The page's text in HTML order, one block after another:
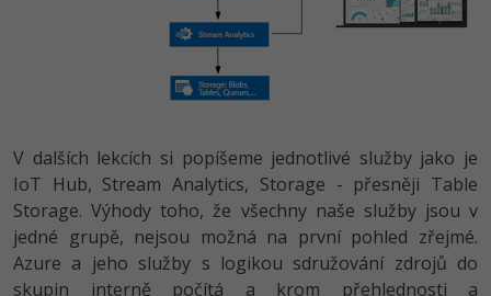
V dalších lekcích si popíšeme jednotlivé služby jako je
IoT Hub, Stream Analytics, Storage - přesněji Table
Storage. Výhody toho, že všechny naše služby jsou v
jedné grupě, nejsou možná na první pohled zřejmé.
Azure a jeho služby s logikou sdružování zdrojů do
skupin interně počítá a krom přehlednosti a